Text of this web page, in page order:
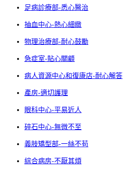
足病診療部-悉心醫治
抽血中心-熱心細緻
物理治療部-耐心鼓勵
急症室-貼心關顧
病人資源中心和復康店-耐心解答
產房-適切護理
眼科中心-平易近人
碎石中心-無微不至
義肢矯型部-一絲不苟
綜合病房-不厭其煩